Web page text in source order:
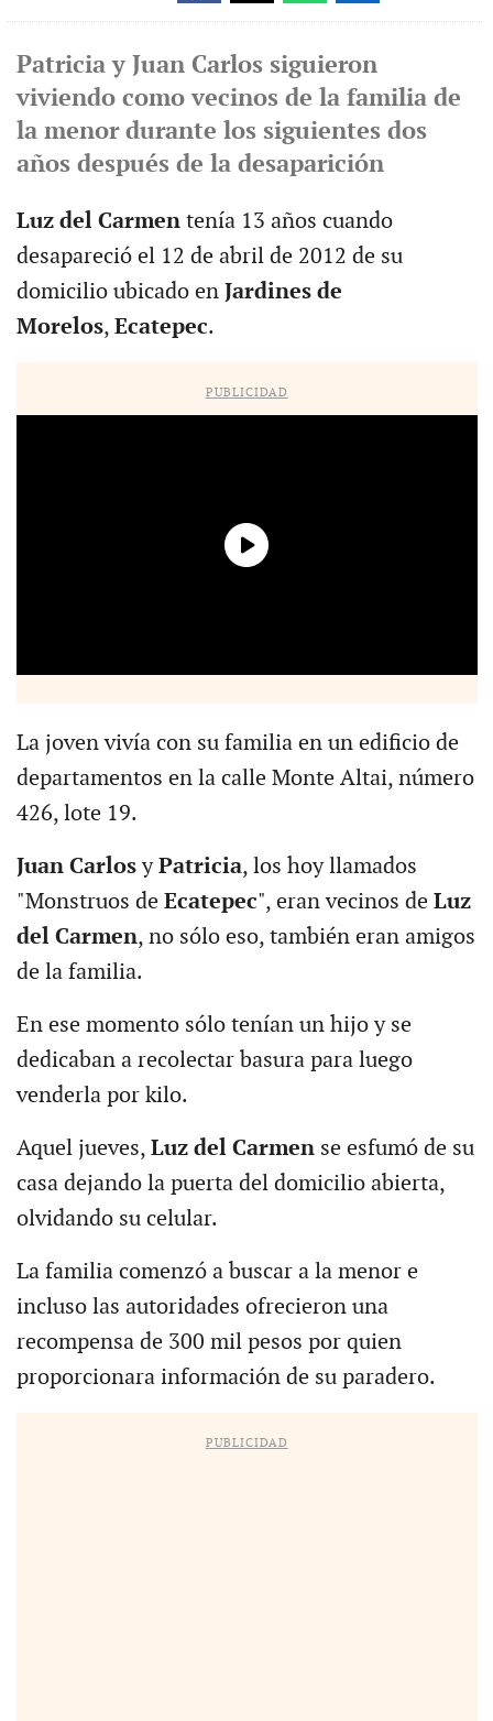
Patricia y Juan Carlos siguieron
viviendo como vecinos de la familia de
la menor durante los siguientes dos
años después de la desaparición
Luz del Carmentenía 13 años cuando
desapareció el 12 de abril de 2012 de su
domicilio ubicado en Jardines de
Morelos, Ecatepec.
PUBLICIDAD
La joven vivía con su familia en un edificio de
departamentos en la calle Monte Altai, número
426, lote 19.
Juan CarlosyPatricia, los hoy llamados
"Monstruos de Ecatepec", eran vecinos de Luz
del Carmen, no sólo eso, también eran amigos
de la familia.
En ese momento sólo tenían un hijo y se
dedicaban a recolectar basura para luego
venderla por kilo.
Aquel jueves, Luz del Carmense esfumó de su
casa dejando la puerta del domicilio abierta,
olvidando su celular.
La familia comenzó a buscar a la menor e
incluso las autoridades ofrecieron una
recompensa de 300 mil pesos por quien
proporcionara información de su paradero.
PUBLICIDAD